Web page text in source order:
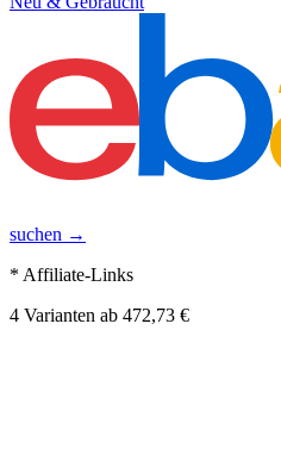
suchen →
* Affiliate-Links
4 Varianten ab 472,73 €